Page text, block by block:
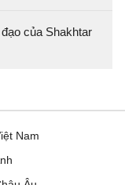
của Shakhtar
Nam